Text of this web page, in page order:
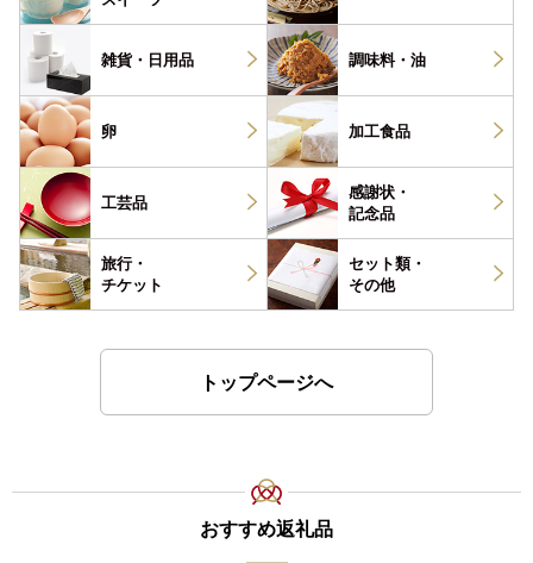
雑貨・ 日用品 調味料・ 油
卵 加工食品
工芸品
感謝状・
記念品
旅行・
チケット
セット類・
その他
トップページへ
おすすめ返礼品